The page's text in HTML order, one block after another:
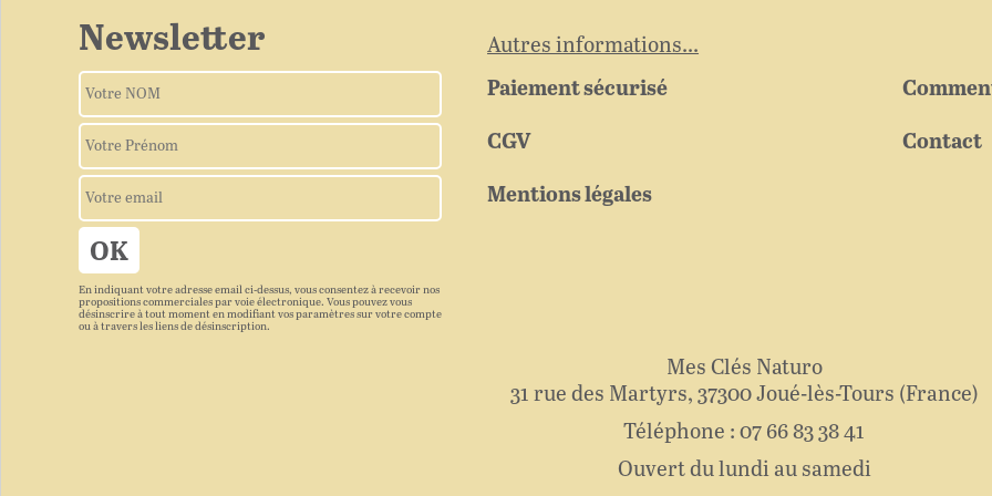
Newsletter
En indiquant votre adresse email ci-dessus, vous consentez à recevoir nos
propositions commerciales par voie électronique. Vous pouvez vous
désinscrire à tout moment en modifiant vos paramètres sur votre compte
ou à travers les liens de désinscription.
Autres informations...
Paiement sécurisé
CGV Contact
Mentions légales
Mes Clés Naturo
31 rue des Martyrs 37300 Joué-lès-Tours France
07 66 83 38 41
Ouvert du lundi au samedi